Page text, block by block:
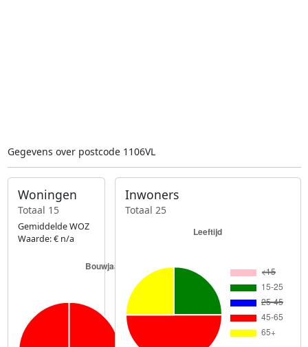
Gegevens over postcode 1106VL
Woningen
Totaal 15
Gemiddelde WOZ
Waarde: € n/a
Inwoners
Totaal 25